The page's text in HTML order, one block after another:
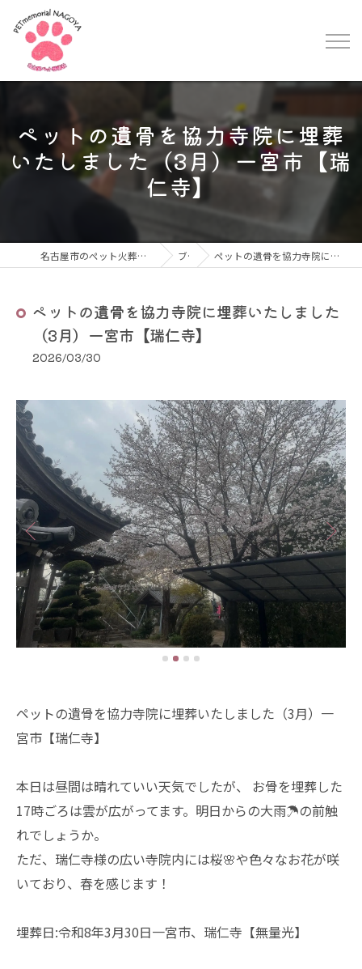
ペットの遺骨を協力寺院に埋葬
いたしました（3月）一宮市【瑞
仁寺】
名古屋市のペット火葬・ペット葬儀なら名古屋ペット葬儀社 ブログ ペットの遺骨を協力寺院に埋葬いたしました（3月）一宮市【瑞仁寺】
ペットの遺骨を協力寺院に埋葬いたしました
（3月）一宮市【瑞仁寺】
2026/03/30
ペットの遺骨を協力寺院に埋葬いたしました（3月）一
宮市【瑞仁寺】
本日は昼間は晴れていい天気でしたが、 お骨を埋葬した
17時ごろは雲が広がってます。明日からの大雨☂️の前触
れでしょうか。
ただ、瑞仁寺様の広い寺院内には桜🌸や色々なお花が咲
いており、春を感じます！
埋葬日:令和8年3月30日一宮市、瑞仁寺【無量光】